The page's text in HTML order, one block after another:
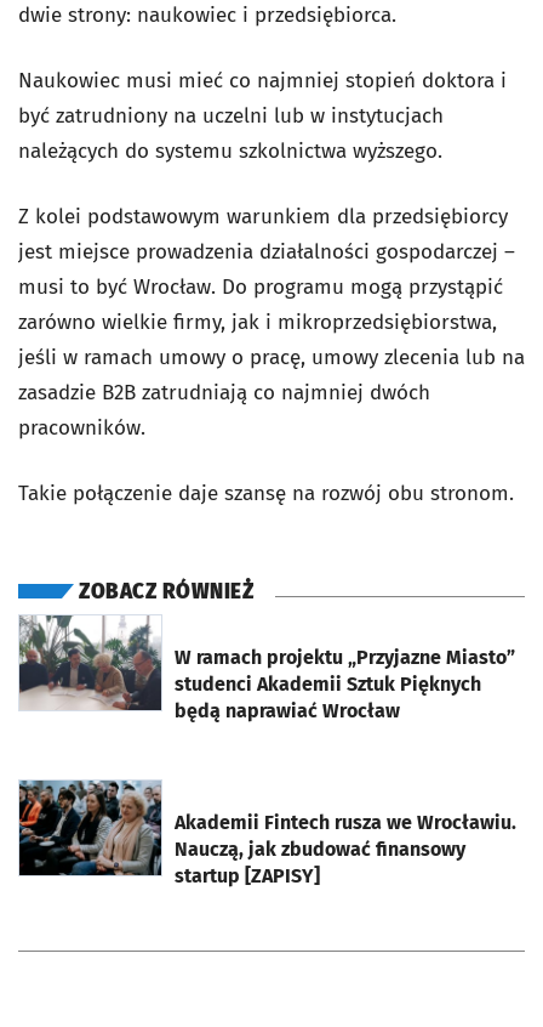
dwie strony: naukowiec i przedsiębiorca.
Naukowiec musi mieć co najmniej stopień doktora i
być zatrudniony na uczelni lub w instytucjach
należących do systemu szkolnictwa wyższego.
Z kolei podstawowym warunkiem dla przedsiębiorcy
jest miejsce prowadzenia działalności gospodarczej –
musi to być Wrocław. Do programu mogą przystąpić
zarówno wielkie firmy, jak i mikroprzedsiębiorstwa,
jeśli w ramach umowy o pracę, umowy zlecenia lub na
zasadzie B2B zatrudniają co najmniej dwóch
pracowników.
Takie połączenie daje szansę na rozwój obu stronom.
ZOBACZ RÓWNIEŻ
W ramach projektu „Przyjazne Miasto”
studenci Akademii Sztuk Pięknych
będą naprawiać Wrocław
otworzy się w nowej karcie
Akademii Fintech rusza we Wrocławiu.
Nauczą, jak zbudować finansowy
startup [ZAPISY]
otworzy się w nowej karcie